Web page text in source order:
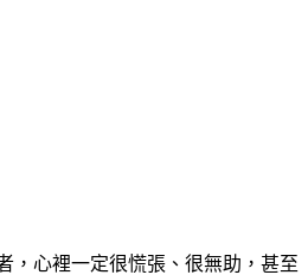
，心裡一定很慌張、很無助，甚至